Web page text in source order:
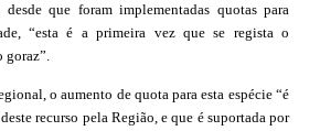
que foram implementadas quotas para
“esta é a primeira vez que se regista o
goraz”.
o aumento de quota para esta espécie “é
recurso pela Região, e que é suportada por